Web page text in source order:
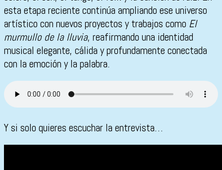
esta etapa reciente continúa ampliando ese universo
artístico con nuevos proyectos y trabajos como El
murmullo de la lluvia, reafirmando una identidad
musical elegante, cálida y profundamente conectada
con la emoción y la palabra.
Y si solo quieres escuchar la entrevista…